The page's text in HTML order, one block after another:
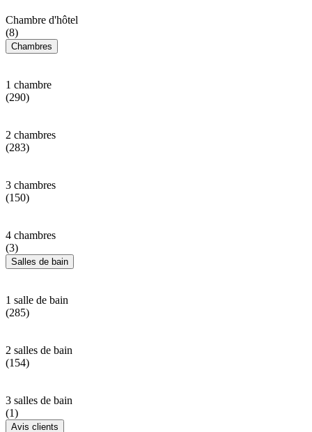
Chambre d'hôtel
(8)
Chambres
1 chambre
(290)
2 chambres
(283)
3 chambres
(150)
4 chambres
(3)
Salles de bain
1 salle de bain
(285)
2 salles de bain
(154)
3 salles de bain
(1)
Avis clients